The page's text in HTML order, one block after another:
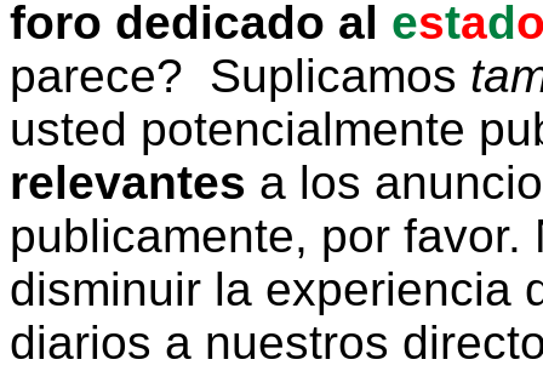
foro dedicado al estad
parece? Suplicamos
usted potencialmente
relevantes a los
publicamente, por
disminuir la experiencia
diarios a nuestros